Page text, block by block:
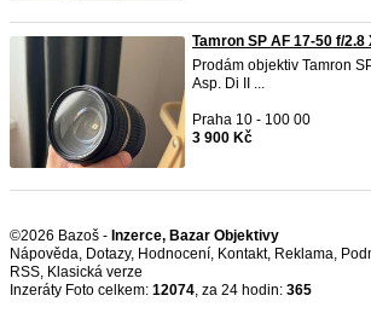
Tamron SP AF 17-50 f/2.8
Prodám objektiv Tamron
Asp. Di II ...
Praha 10 - 100 00
3 900 Kč
©2026 Bazoš - Inzerce, Bazar Objektivy
Nápověda, Dotazy, Hodnocení, Kontakt, Reklama,
RSS,
Inzeráty Foto celkem: 12074, za 24 hodin: 365